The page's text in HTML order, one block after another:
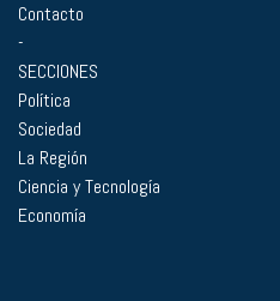
Contacto
-
SECCIONES
Política
Sociedad
La Región
Ciencia y Tecnología
Economía